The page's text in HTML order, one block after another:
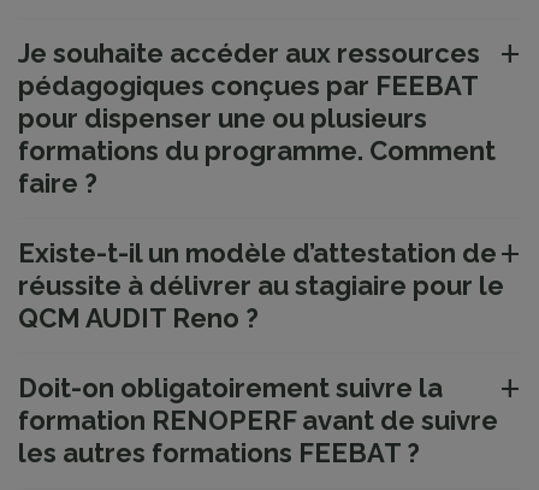
Je souhaite accéder aux ressources
pédagogiques conçues par FEEBAT
pour dispenser une ou plusieurs
formations du programme. Comment
faire ?
Existe-t-il un modèle d’attestation de
réussite à délivrer au stagiaire pour le
QCM AUDIT Reno ?
Doit-on obligatoirement suivre la
formation RENOPERF avant de suivre
les autres formations FEEBAT ?